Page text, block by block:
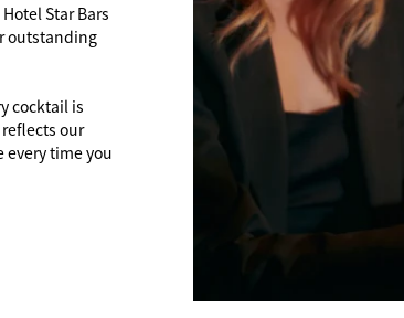
Star Bars
outstanding
cocktail is
our
time you